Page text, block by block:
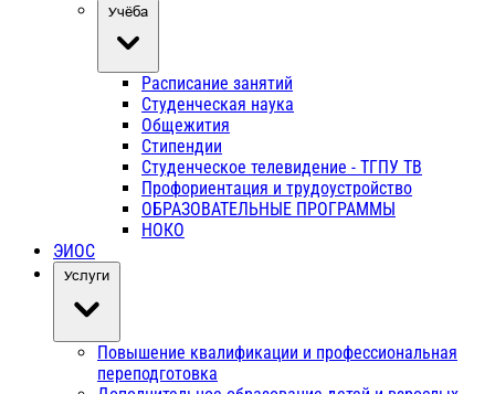
Учёба
Расписание занятий
Студенческая наука
Общежития
Стипендии
Студенческое телевидение - ТГПУ ТВ
Профориентация и трудоустройство
ОБРАЗОВАТЕЛЬНЫЕ ПРОГРАММЫ
НОКО
ЭИОС
Услуги
Повышение квалификации и профессиональная
переподготовка